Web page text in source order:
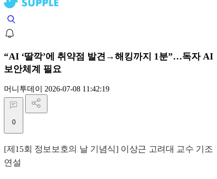
“AI ‘딸깍’에 취약점 발견→해킹까지 1분”…독자 AI
보안체계 필요
머니투데이 2026-07-08 11:42:19
0
[제15회 정보보호의 날 기념식] 이상근 고려대 교수 기조
연설